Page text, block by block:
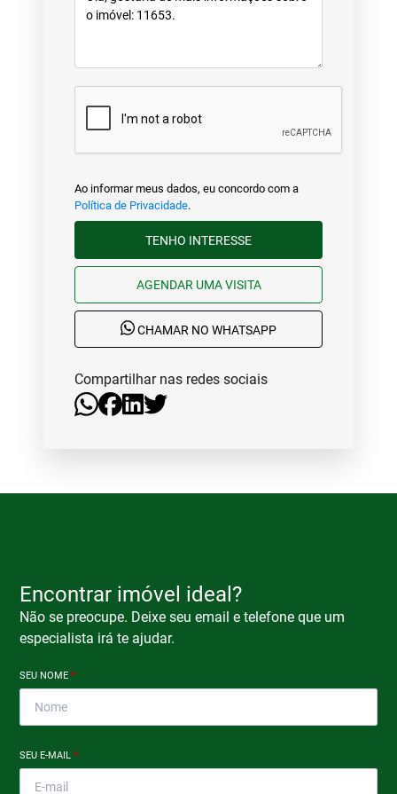
Ao informar meus dados, eu concordo com a
Política de Privacidade.
TENHO INTERESSE
AGENDAR UMA VISITA
CHAMAR NO WHATSAPP
Compartilhar nas redes sociais
Encontrar imóvel ideal?
Não se preocupe. Deixe seu email e telefone que um
especialista irá te ajudar.
SEU NOME*
SEU E-MAIL*